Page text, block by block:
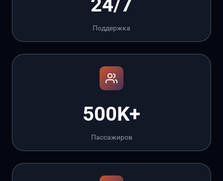
24/7
Поддержка
500K+
Пассажиров